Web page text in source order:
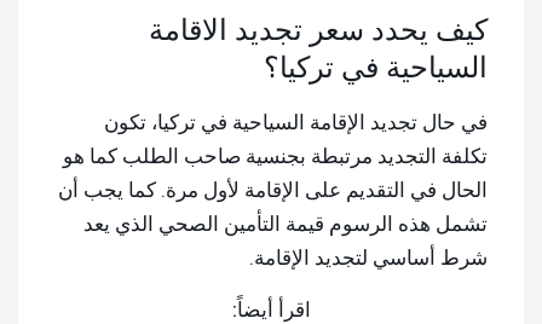
كيف يحدد سعر تجديد الاقامة
السياحية في تركيا؟
في حال تجديد الإقامة السياحية في تركيا، تكون
تكلفة التجديد مرتبطة بجنسية صاحب الطلب كما هو
الحال في التقديم على الإقامة لأول مرة. كما يجب أن
تشمل هذه الرسوم قيمة التأمين الصحي الذي يعد
شرط أساسي لتجديد الإقامة.
اقرأ أيضاً: